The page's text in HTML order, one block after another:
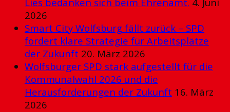
2026
Smart City Wolfsburg fällt zurück – SPD
fordert klare Strategie für Arbeitsplätze
der Zukunft 20. März 2026
Wolfsburger SPD stark aufgestellt für die
Kommunalwahl 2026 und die
Herausforderungen der Zukunft 16. März
2026